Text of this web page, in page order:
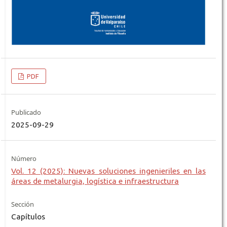
PDF
Publicado
2025-09-29
Número
Vol. 12 (2025): Nuevas soluciones ingenieriles en las
áreas de metalurgia, logística e infraestructura
Sección
Capítulos